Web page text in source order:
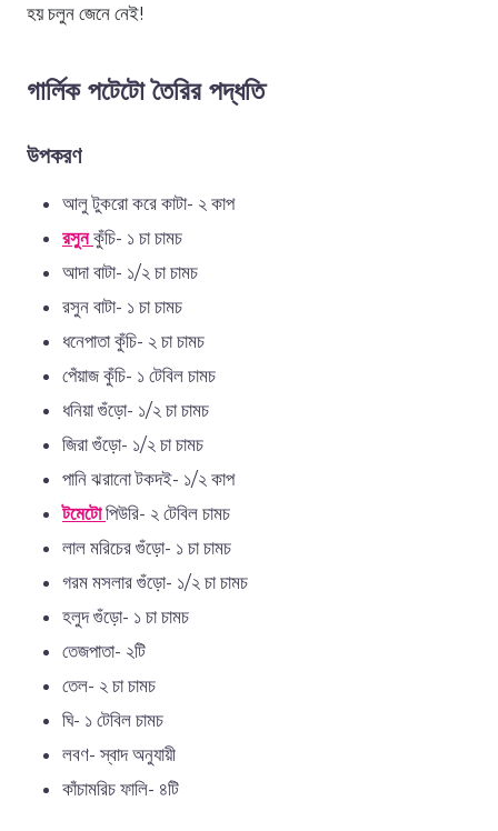
হয় চলুন জেনে নেই!
গার্লিক পটেটো তৈরির পদ্ধতি
উপকরণ
আলু টুকরো করে কাটা- ২ কাপ
রসুন কুঁচি- ১ চা চামচ
আদা বাটা- ১/২ চা চামচ
রসুন বাটা- ১ চা চামচ
ধনেপাতা কুঁচি- ২ চা চামচ
পেঁয়াজ কুঁচি- ১ টেবিল চামচ
ধনিয়া গুঁড়ো- ১/২ চা চামচ
জিরা গুঁড়ো- ১/২ চা চামচ
পানি ঝরানো টকদই- ১/২ কাপ
টমেটো পিউরি- ২ টেবিল চামচ
লাল মরিচের গুঁড়ো- ১ চা চামচ
গরম মসলার গুঁড়ো- ১/২ চা চামচ
হলুদ গুঁড়ো- ১ চা চামচ
তেজপাতা- ২টি
তেল- ২ চা চামচ
ঘি- ১ টেবিল চামচ
লবণ- স্বাদ অনুযায়ী
কাঁচামরিচ ফালি- ৪টি